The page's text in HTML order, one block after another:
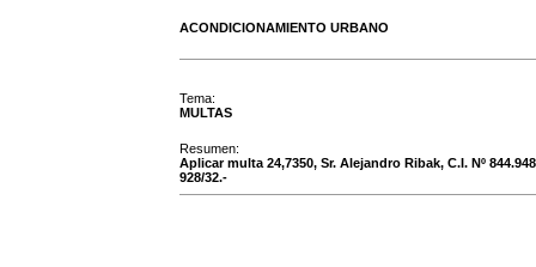
ACONDICIONAMIENTO URBANO
Tema:
MULTAS
Resumen:
Aplicar multa 24,7350, Sr. Alejandro Ribak, C.I. Nº
928/32.-